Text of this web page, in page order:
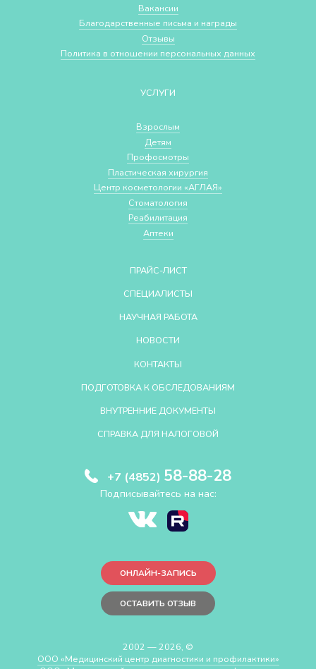
Вакансии
Благодарственные письма и награды
Отзывы
Политика в отношении персональных данных
УСЛУГИ
Взрослым
Детям
Профосмотры
Пластическая хирургия
Центр косметологии «АГЛАЯ»
Стоматология
Реабилитация
Аптеки
ПРАЙС-ЛИСТ
СПЕЦИАЛИСТЫ
НАУЧНАЯ РАБОТА
НОВОСТИ
КОНТАКТЫ
ПОДГОТОВКА К ОБСЛЕДОВАНИЯМ
ВНУТРЕННИЕ ДОКУМЕНТЫ
СПРАВКА ДЛЯ НАЛОГОВОЙ
+7 (4852) 58-88-28
Подписывайтесь на нас:
ОНЛАЙН-ЗАПИСЬ
ОСТАВИТЬ ОТЗЫВ
2002 — 2026, ©
ООО «Медицинский центр диагностики и профилактики»